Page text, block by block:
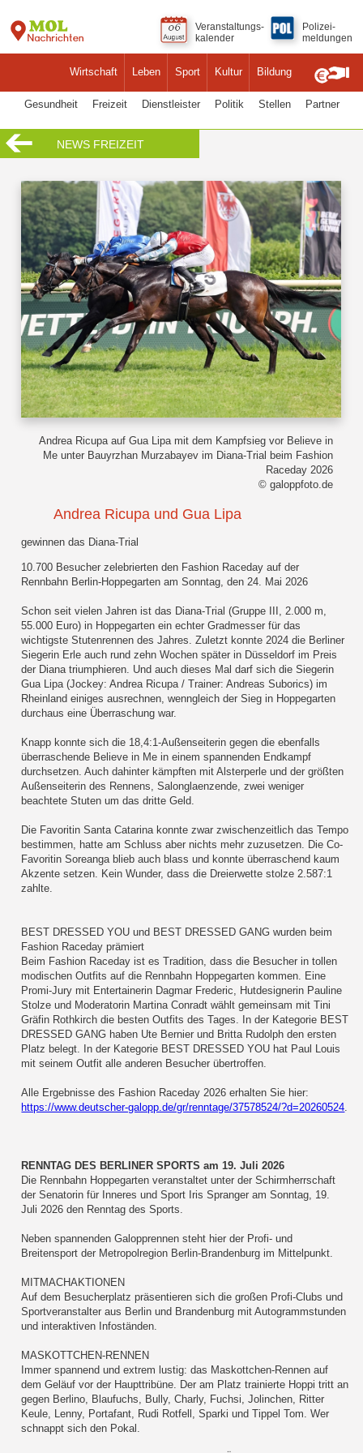
Wirtschaft Leben Sport Kultur Bildung
Veranstaltungs-
kalender
Polizei-
meldungen
Gesundheit Freizeit Dienstleister Politik Stellen Partner
NEWS FREIZEIT
Andrea Ricupa auf Gua Lipa mit dem Kampfsieg vor Believe in
Me unter Bauyrzhan Murzabayev im Diana-Trial beim Fashion
Raceday 2026
© galoppfoto.de
Andrea Ricupa und Gua Lipa
gewinnen das Diana-Trial
10.700 Besucher zelebrierten den Fashion Raceday auf der
Rennbahn Berlin-Hoppegarten am Sonntag, den 24. Mai 2026
Schon seit vielen Jahren ist das Diana-Trial (Gruppe III, 2.000 m,
55.000 Euro) in Hoppegarten ein echter Gradmesser für das
wichtigste Stutenrennen des Jahres. Zuletzt konnte 2024 die Berliner
Siegerin Erle auch rund zehn Wochen später in Düsseldorf im Preis
der Diana triumphieren. Und auch dieses Mal darf sich die Siegerin
Gua Lipa (Jockey: Andrea Ricupa / Trainer: Andreas Suborics) im
Rheinland einiges ausrechnen, wenngleich der Sieg in Hoppegarten
durchaus eine Überraschung war.
Knapp konnte sich die 18,4:1-Außenseiterin gegen die ebenfalls
überraschende Believe in Me in einem spannenden Endkampf
durchsetzen. Auch dahinter kämpften mit Alsterperle und der größten
Außenseiterin des Rennens, Salonglaenzende, zwei weniger
beachtete Stuten um das dritte Geld.
Die Favoritin Santa Catarina konnte zwar zwischenzeitlich das Tempo
bestimmen, hatte am Schluss aber nichts mehr zuzusetzen. Die Co-
Favoritin Soreanga blieb auch blass und konnte überraschend kaum
Akzente setzen. Kein Wunder, dass die Dreierwette stolze 2.587:1
zahlte.
BEST DRESSED YOU und BEST DRESSED GANG wurden beim
Fashion Raceday prämiert
Beim Fashion Raceday ist es Tradition, dass die Besucher in tollen
modischen Outfits auf die Rennbahn Hoppegarten kommen. Eine
Promi-Jury mit Entertainerin Dagmar Frederic, Hutdesignerin Pauline
Stolze und Moderatorin Martina Conradt wählt gemeinsam mit Tini
Gräfin Rothkirch die besten Outfits des Tages. In der Kategorie BEST
DRESSED GANG haben Ute Bernier und Britta Rudolph den ersten
Platz belegt. In der Kategorie BEST DRESSED YOU hat Paul Louis
mit seinem Outfit alle anderen Besucher übertroffen.
Alle Ergebnisse des Fashion Raceday 2026 erhalten Sie hier:
https://www.deutscher-galopp.de/gr/renntage/37578524/?d=20260524
RENNTAG DES BERLINER SPORTS am 19. Juli 2026
Die Rennbahn Hoppegarten veranstaltet unter der Schirmherrschaft
der Senatorin für Inneres und Sport Iris Spranger am Sonntag, 19.
Juli 2026 den Renntag des Sports.
Neben spannenden Galopprennen steht hier der Profi- und
Breitensport der Metropolregion Berlin-Brandenburg im Mittelpunkt.
MITMACHAKTIONEN
Auf dem Besucherplatz präsentieren sich die großen Profi-Clubs und
Sportveranstalter aus Berlin und Brandenburg mit Autogrammstunden
und interaktiven Infoständen.
MASKOTTCHEN-RENNEN
Immer spannend und extrem lustig: das Maskottchen-Rennen auf
dem Geläuf vor der Haupttribüne. Der am Platz trainierte Hoppi tritt an
gegen Berlino, Blaufuchs, Bully, Charly, Fuchsi, Jolinchen, Ritter
Keule, Lenny, Portafant, Rudi Rotfell, Sparki und Tippel Tom. Wer
schnappt sich den Pokal.